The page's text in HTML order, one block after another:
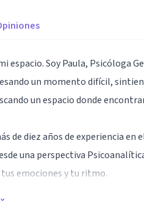
espacio. Soy Paula, Psicóloga
un momento difícil,
un espacio donde
de diez años de experiencia
una perspectiva
emociones y tu ritmo.